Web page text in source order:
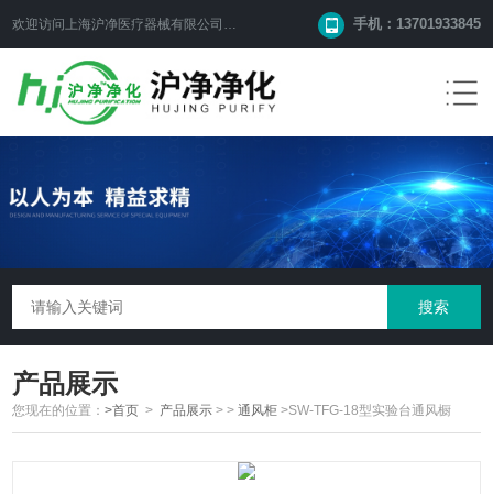
欢迎访问上海沪净医疗器械有限公司网站！ 手机：13701933845
产品展示
您现在的位置：>首页 > 产品展示 > >通风柜 >SW-TFG-18型实验台通风橱